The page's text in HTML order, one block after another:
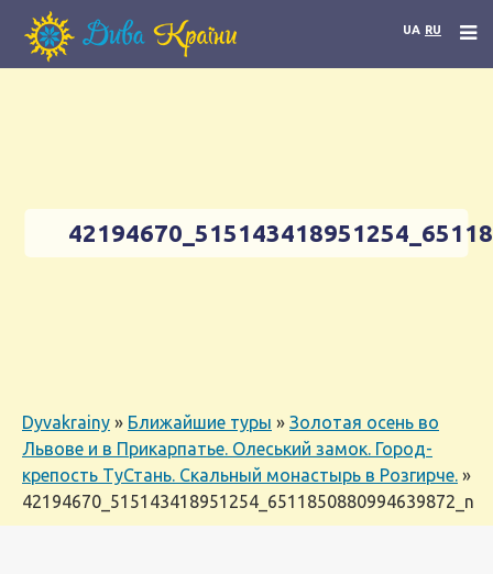
UA RU
Dyvakrainy » Ближайшие туры » Золотая осень во
Львове и в Прикарпатье. Олеський замок. Город-
крепость ТуСтань. Скальный монастырь в Розгирче. »
42194670_515143418951254_6511850880994639872_n